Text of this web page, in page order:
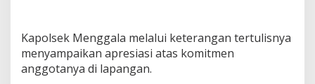
Kapolsek Menggala melalui keterangan tertulisnya
menyampaikan apresiasi atas komitmen
anggotanya di lapangan.